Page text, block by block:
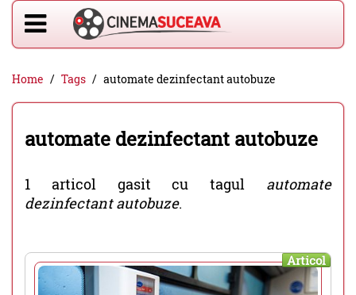
Home Tags automate dezinfectant autobuze
automate dezinfectant autobuze
1 articol gasit cu tagul automate
dezinfectant autobuze.
Articol